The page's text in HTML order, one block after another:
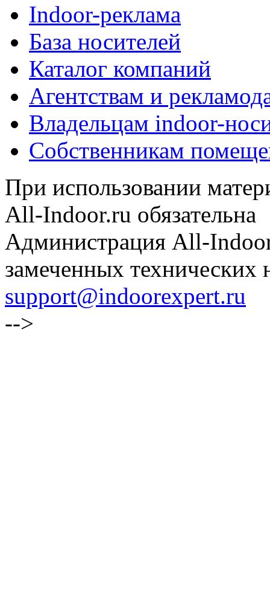
Indoor-реклама
База носителей
Каталог компаний
Агентствам и
Владельцам indoor-
Собственникам
При использовании
All-Indoor.ru обязательна
Администрация All-
замеченных технических
support@indoorexpert.ru
-->